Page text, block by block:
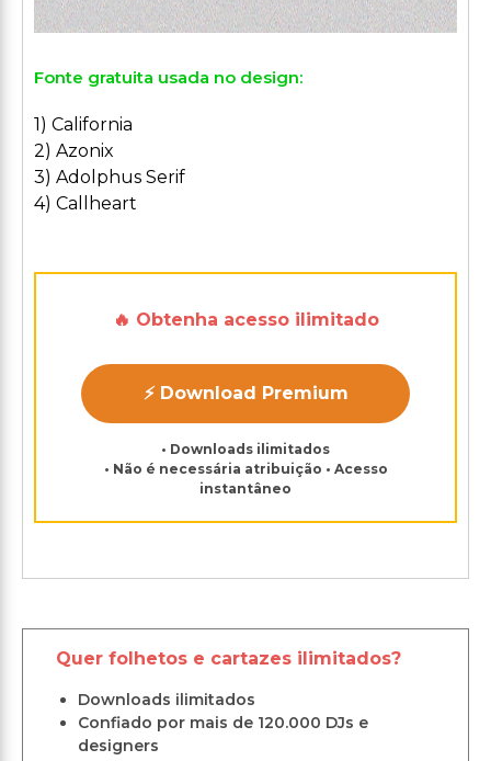
Fonte gratuita usada no design:
1) California
2) Azonix
3) Adolphus Serif
4) Callheart
🔥 Obtenha acesso ilimitado
⚡ Download Premium
• Downloads ilimitados
• Não é necessária atribuição • Acesso
instantâneo
Quer folhetos e cartazes ilimitados?
Downloads ilimitados
Confiado por mais de 120.000 DJs e
designers